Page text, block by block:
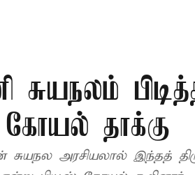
சுயநலம்
கோயல் தாக்கு
சுயநல அரசியலால் இந்தத்